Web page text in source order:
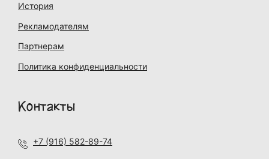
История
Рекламодателям
Партнерам
Политика конфиденциальности
Контакты
+7 (916) 582-89-74